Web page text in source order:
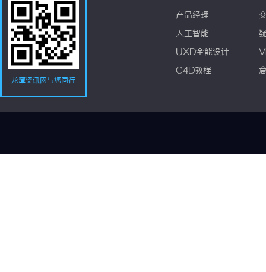
龙潭资讯网与您同行
产品经理
人工智能
UXD全能设计
C4D教程